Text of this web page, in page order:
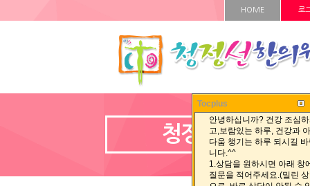
HOME 로
청정선 자료실
Tocplus